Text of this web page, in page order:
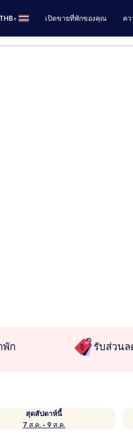
THB• เปิดขายที่พักของคุณ ค
พัก รับส่วนล
สุดสัปดาห์นี้
7 ส.ค. - 9 ส.ค.